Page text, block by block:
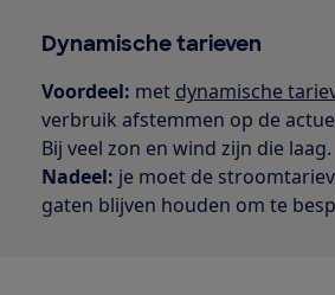
Dynamische tarieven
Voordeel: met dynamische
verbruik afstemmen op de
Bij veel zon en wind zijn die laag.
Nadeel: je moet de
gaten blijven houden om te